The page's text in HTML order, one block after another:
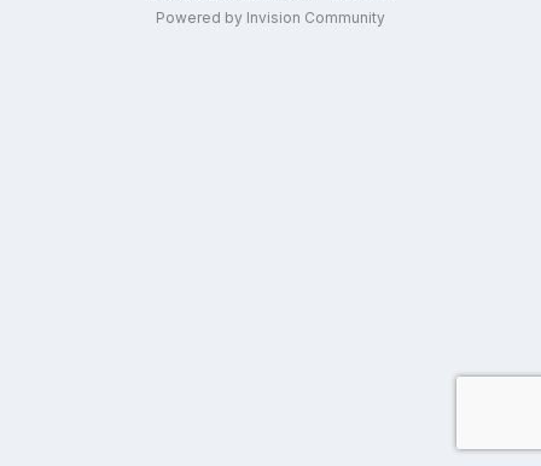
Powered by Invision Community